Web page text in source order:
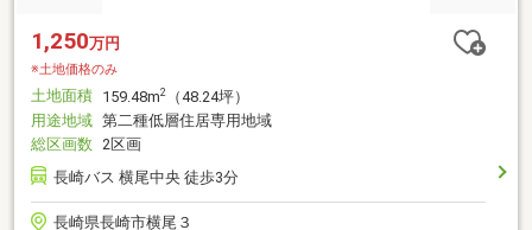
1,250万円
※土地価格のみ
土地面積 159.48m2
（48.24坪）
用途地域 第二種低層住居専用地域
総区画数 2区画
長崎バス 横尾中央 徒歩3分
長崎県長崎市横尾３